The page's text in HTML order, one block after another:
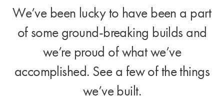
We’ve been lucky to have been a part
of some ground-breaking builds and
we’re proud of what we’ve
accomplished. See a few of the things
we’ve built.